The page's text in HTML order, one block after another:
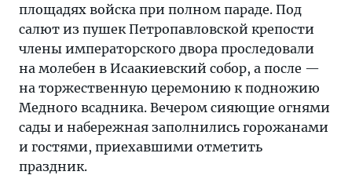
площадях войска при полном параде. Под
салют из пушек Петропавловской крепости
члены императорского двора проследовали
на молебен в Исаакиевский собор, а после —
на торжественную церемонию к подножию
Медного всадника. Вечером сияющие огнями
сады и набережная заполнились горожанами
и гостями, приехавшими отметить
праздник.